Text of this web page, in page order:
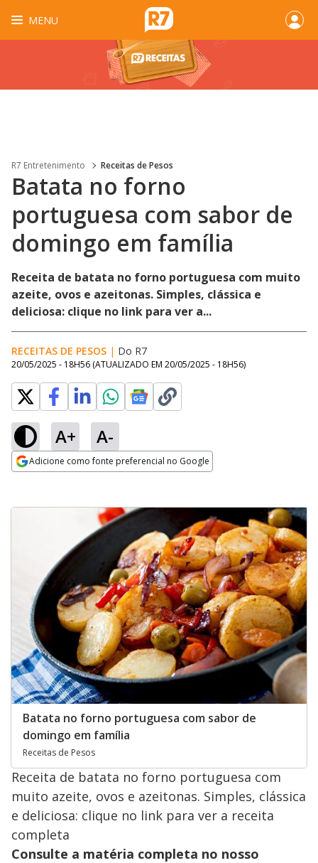
MENU
R7 Entretenimento Receitas de Pesos
Batata no forno
portuguesa com sabor de
domingo em família
Receita de batata no forno portuguesa com muito
azeite, ovos e azeitonas. Simples, clássica e
deliciosa: clique no link para ver a...
RECEITAS DE PESOS | Do R7
20/05/2025 - 18H56 (ATUALIZADO EM 20/05/2025 - 18H56)
A+ A-
Adicione como fonte preferencial no Google
Batata no forno portuguesa com sabor de
domingo em família
Receitas de Pesos
Receita de batata no forno portuguesa com
muito azeite, ovos e azeitonas. Simples, clássica
e deliciosa: clique no link para ver a receita
completa
Consulte a matéria completa no nosso